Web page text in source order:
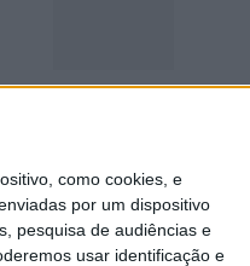
como cookies, e
por um dispositivo
pesquisa de audiências e
usar identificação e
Futebol:
e Tondela vão